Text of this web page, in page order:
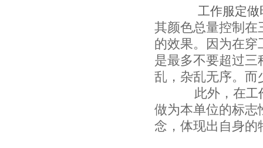
工作服定做
其颜色总量控制
的效果。因为在
是最多不要超过
乱，杂乱无序。
此外，在工
做为本单位的标
念，体现出自身的